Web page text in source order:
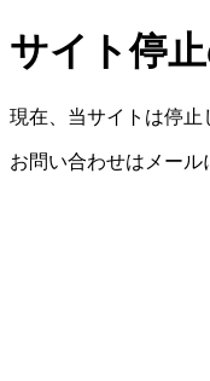
サイト停
現在、当サイトは停止
お問い合わせはメール